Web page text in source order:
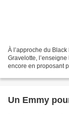
À l’approche du
Gravelotte,
encore en proposant
Un Emmy